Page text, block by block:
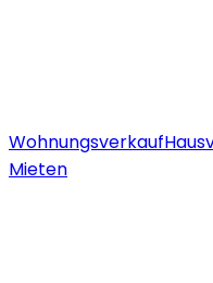
Wohnungsverkauf
Mieten